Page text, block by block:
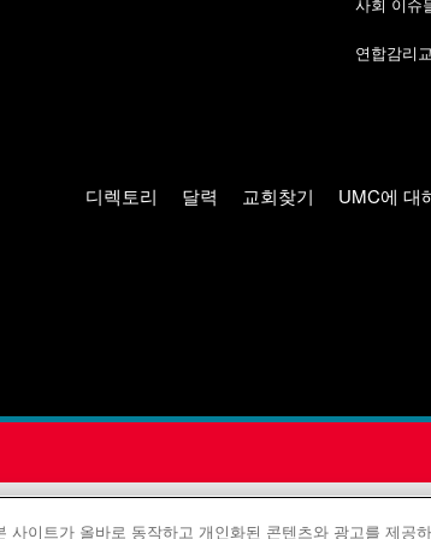
연합감리
디렉토리 달력 교회찾기 UMC에 대
연합감리교회 공보부(United Methodist
이트가 올바로 동작하고 개인화된 콘텐츠와 광고를 제공